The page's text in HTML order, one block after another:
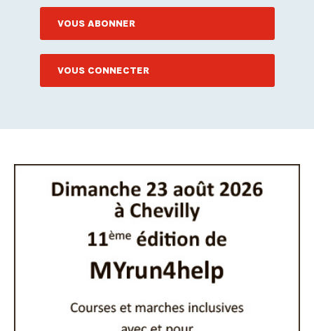
VOUS ABONNER
VOUS CONNECTER